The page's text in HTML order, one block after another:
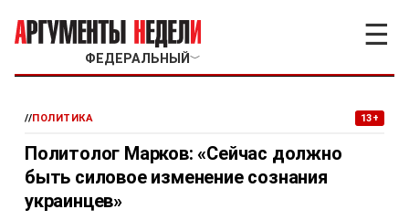
ФЕДЕРАЛЬНЫЙ ﹀
☰
//ПОЛИТИКА 13+
Политолог Марков: «Сейчас должно
быть силовое изменение сознания
украинцев»